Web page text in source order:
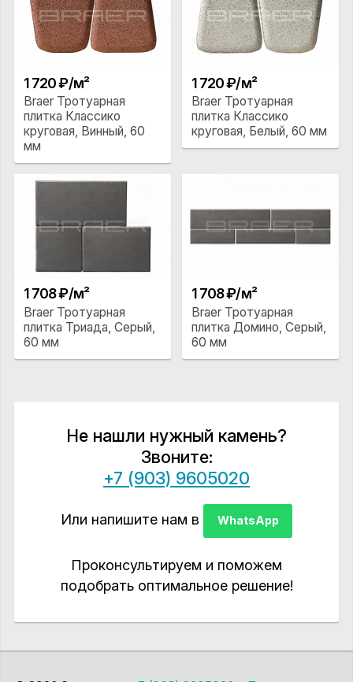
1 720 ₽/м²
Braer Тротуарная
плитка Классико
круговая, Винный, 60
мм
1 720 ₽/м²
Braer Тротуарная
плитка Классико
круговая, Белый, 60 мм
1 708 ₽/м²
Braer Тротуарная
плитка Триада, Серый,
60 мм
1 708 ₽/м²
Braer Тротуарная
плитка Домино, Серый,
60 мм
Не нашли нужный камень?
Звоните:
+7 (903) 9605020
Или напишите нам в WhatsApp
Проконсультируем и поможем
подобрать оптимальное решение!